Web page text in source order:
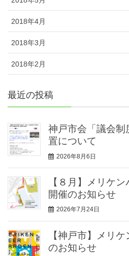
2018年4月
2018年3月
2018年2月
最近の投稿
神戸市会「議会制
置について
2026年8月6日
【８月】メリケ
開催のお知らせ
2026年7月24日
【神戸市】メリ
のお知らせ